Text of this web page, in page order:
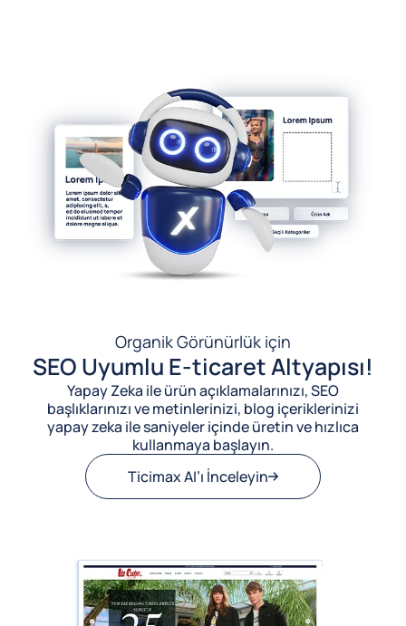
Organik Görünürlük için
SEO Uyumlu E-ticaret Altyapısı!
Yapay Zeka ile ürün açıklamalarınızı, SEO
başlıklarınızı ve metinlerinizi, blog içeriklerinizi
yapay zeka ile saniyeler içinde üretin ve hızlıca
kullanmaya başlayın.
Ticimax AI’ı İnceleyin